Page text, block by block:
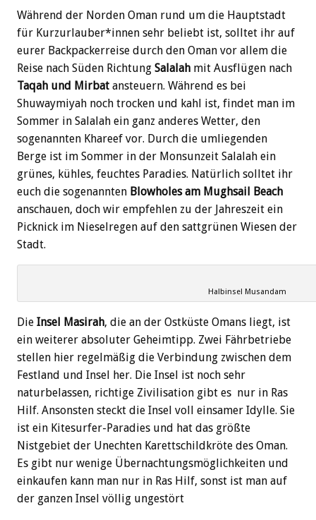
Während der Norden Oman rund um die Hauptstadt
für Kurzurlauber*innen sehr beliebt ist, solltet ihr auf
eurer Backpackerreise durch den Oman vor allem die
Reise nach Süden Richtung Salalah mit Ausflügen nach
Taqah und Mirbat ansteuern. Während es bei
Shuwaymiyah noch trocken und kahl ist, findet man im
Sommer in Salalah ein ganz anderes Wetter, den
sogenannten Khareef vor. Durch die umliegenden
Berge ist im Sommer in der Monsunzeit Salalah ein
grünes, kühles, feuchtes Paradies. Natürlich solltet ihr
euch die sogenannten Blowholes am Mughsail Beach
anschauen, doch wir empfehlen zu der Jahreszeit ein
Picknick im Nieselregen auf den sattgrünen Wiesen der
Stadt.
Halbinsel Musandam
Die Insel Masirah, die an der Ostküste Omans liegt, ist
ein weiterer absoluter Geheimtipp. Zwei Fährbetriebe
stellen hier regelmäßig die Verbindung zwischen dem
Festland und Insel her. Die Insel ist noch sehr
naturbelassen, richtige Zivilisation gibt es nur in Ras
Hilf. Ansonsten steckt die Insel voll einsamer Idylle. Sie
ist ein Kitesurfer-Paradies und hat das größte
Nistgebiet der Unechten Karettschildkröte des Oman.
Es gibt nur wenige Übernachtungsmöglichkeiten und
einkaufen kann man nur in Ras Hilf, sonst ist man auf
der ganzen Insel völlig ungestört